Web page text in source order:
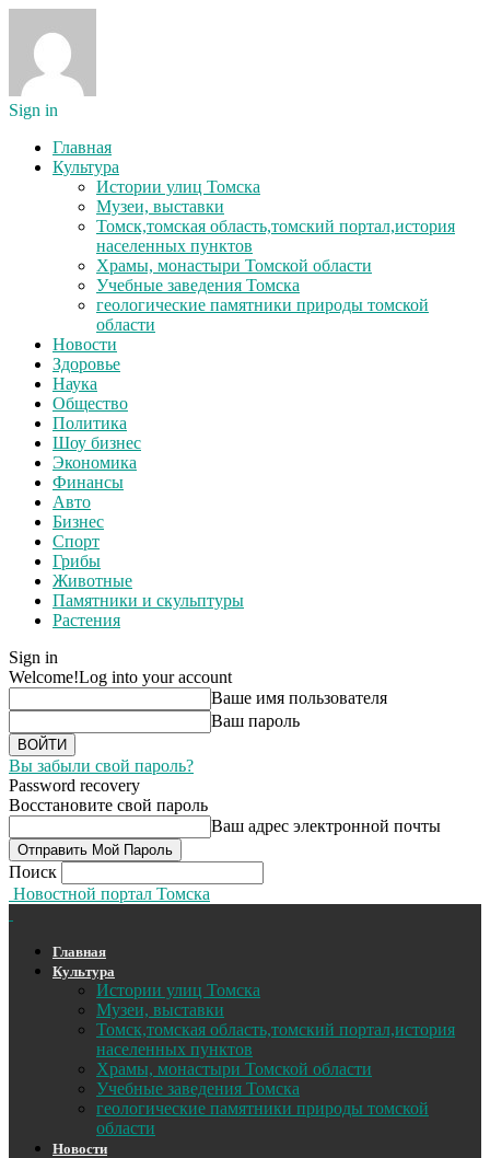
Sign in
Главная
Культура
Истории улиц Томска
Музеи, выставки
Томск,томская область,томский портал,история
населенных пунктов
Храмы, монастыри Томской области
Учебные заведения Томска
геологические памятники природы томской
области
Новости
Здоровье
Наука
Общество
Политика
Шоу бизнес
Экономика
Финансы
Авто
Бизнес
Спорт
Грибы
Животные
Памятники и скульптуры
Растения
Sign in
Welcome!Log into your account
Ваше имя пользователя
Ваш пароль
Вы забыли свой пароль?
Password recovery
Восстановите свой пароль
Ваш адрес электронной почты
Поиск
Новостной портал Томска
Главная
Культура
Истории улиц Томска
Музеи, выставки
Томск,томская область,томский портал,история
населенных пунктов
Храмы, монастыри Томской области
Учебные заведения Томска
геологические памятники природы томской
области
Новости